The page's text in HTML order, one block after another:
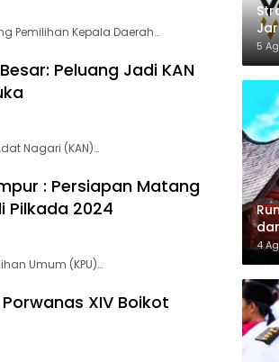
Pemilihan Kepala Daerah…
Peluang Jadi KAN
Nagari (KAN)…
: Persiapan Matang
Pilkada 2024
Umum (KPU)…
XIV Boikot
5
4